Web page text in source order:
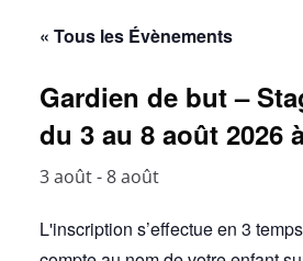
« Tous les Évènements
Gardien de but –
du 3 au 8 août 2026
3 août-8 août
L'inscription s’effectue en 3